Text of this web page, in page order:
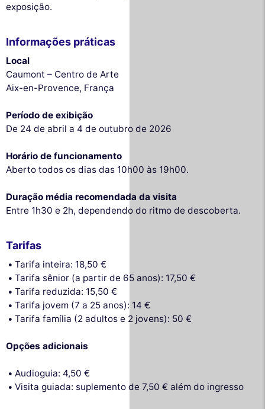
exposição.
Informações práticas
Local
Caumont – Centro de Arte
Aix-en-Provence, França
Período de exibição
De 24 de abril a 4 de outubro de 2026
Horário de funcionamento
Aberto todos os dias das 10h00 às 19h00.
Duração média recomendada da visita
Entre 1h30 e 2h, dependendo do ritmo de descoberta.
Tarifas
Tarifa inteira: 18,50 €
Tarifa sênior (a partir de 65 anos): 17,50 €
Tarifa reduzida: 15,50 €
Tarifa jovem (7 a 25 anos): 14 €
Tarifa família (2 adultos e 2 jovens): 50 €
Opções adicionais
Audioguia: 4,50 €
Visita guiada: suplemento de 7,50 € além do ingresso